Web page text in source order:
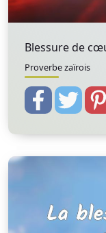
Blessure de
Proverbe zaïrois